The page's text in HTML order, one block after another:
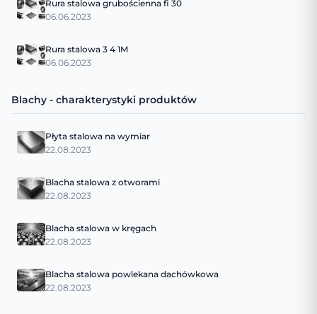
Rura stalowa grubościenna fi 30
06.06.2023
Rura stalowa 3 4 1M
06.06.2023
Blachy - charakterystyki produktów
Płyta stalowa na wymiar
22.08.2023
Blacha stalowa z otworami
22.08.2023
Blacha stalowa w kręgach
22.08.2023
Blacha stalowa powlekana dachówkowa
22.08.2023